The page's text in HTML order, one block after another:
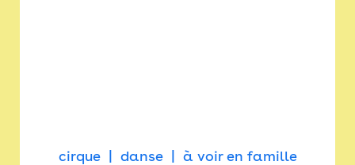
cirque danse à voir en famille